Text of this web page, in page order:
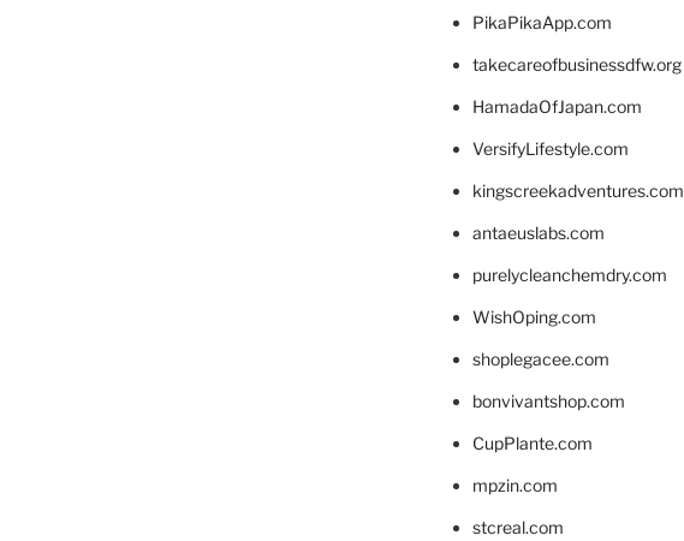
PikaPikaApp.com
takecareofbusinessdfw.org
HamadaOfJapan.com
VersifyLifestyle.com
kingscreekadventures.com
antaeuslabs.com
purelycleanchemdry.com
WishOping.com
shoplegacee.com
bonvivantshop.com
CupPlante.com
mpzin.com
stcreal.com